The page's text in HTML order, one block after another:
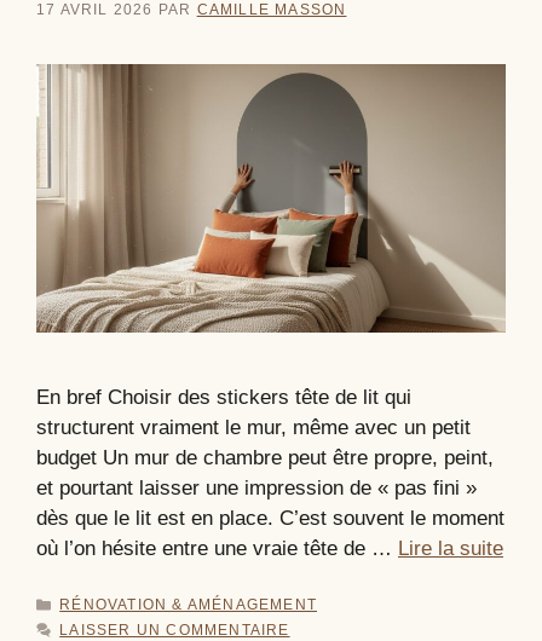
17 AVRIL 2026 PAR CAMILLE MASSON
En bref Choisir des stickers tête de lit qui
structurent vraiment le mur, même avec un petit
budget Un mur de chambre peut être propre, peint,
et pourtant laisser une impression de « pas fini »
dès que le lit est en place. C’est souvent le moment
où l’on hésite entre une vraie tête de … Lire la suite
CATÉGORIES
RÉNOVATION & AMÉNAGEMENT
LAISSER UN COMMENTAIRE